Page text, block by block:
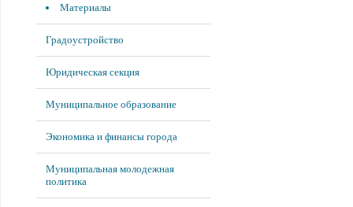
Материалы
Градоустройство
Юридическая секция
Муниципальное образование
Экономика и финансы города
Муниципальная молодежная
политика